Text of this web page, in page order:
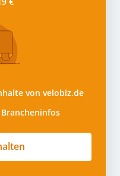
von velobiz.de